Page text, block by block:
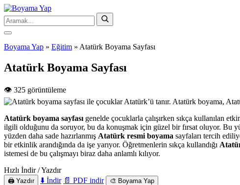
Boyama Yap » Eğitim » Atatürk Boyama Sayfası
Atatürk Boyama Sayfası
👁️ 325 görüntüleme
Atatürk boyama sayfası genelde çocuklarla çalışırken sıkça kullanılan
ilgili olduğunu da soruyor, bu da konuşmak için güzel bir fırsat oluyor. Bu
yüzden daha sade hazırlanmış Atatürk resmi boyama sayfaları tercih
bir etkinlik arandığında da işe yarıyor. Öğretmenlerin sıkça kullandığı
istemesi de bu çalışmayı biraz daha anlamlı kılıyor.
Hızlı İndir / Yazdır
🖨️ Yazdır ⬇️ İndir 📄 PDF indir 🎨 Boyama Yap